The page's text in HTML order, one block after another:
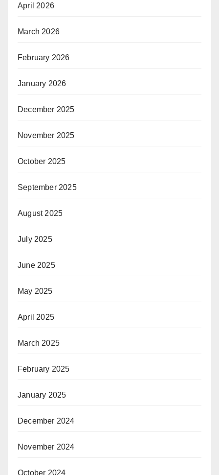
April 2026
March 2026
February 2026
January 2026
December 2025
November 2025
October 2025
September 2025
August 2025
July 2025
June 2025
May 2025
April 2025
March 2025
February 2025
January 2025
December 2024
November 2024
October 2024